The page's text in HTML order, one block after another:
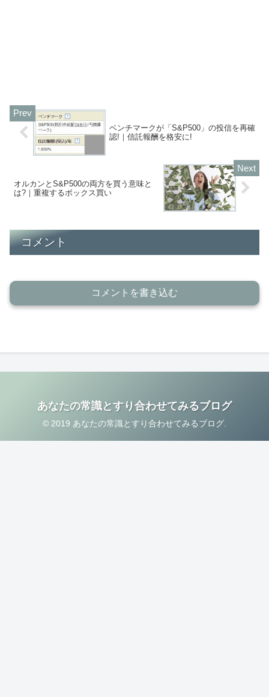
ベンチマークが「S&P500」の投信を再確
認!｜信託報酬を格安に!
オルカンとS&P500の両方を買う意味と
は?｜重複するボックス買い
コメント
コメントを書き込む
あなたの常識とすり合わせてみるブログ
© 2019 あなたの常識とすり合わせてみるブログ.